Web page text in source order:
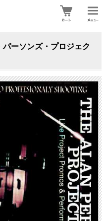
ーソンズ・プロジェク